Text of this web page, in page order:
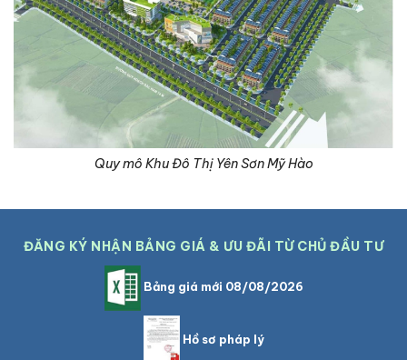
Quy mô Khu Đô Thị Yên Sơn Mỹ Hào
ĐĂNG KÝ NHẬN BẢNG GIÁ & ƯU ĐÃI TỪ CHỦ ĐẦU TƯ
Bảng giá mới 08/08/2026
Hồ sơ pháp lý